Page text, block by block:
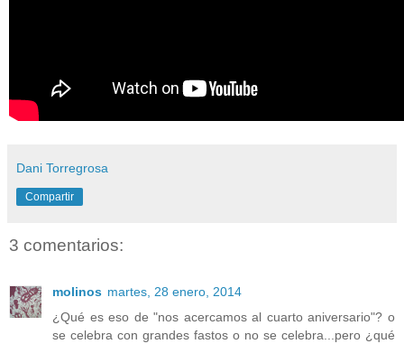
Dani Torregrosa
Compartir
3 comentarios:
molinos martes, 28 enero, 2014
¿Qué es eso de "nos acercamos al cuarto aniversario"? o
se celebra con grandes fastos o no se celebra...pero ¿qué